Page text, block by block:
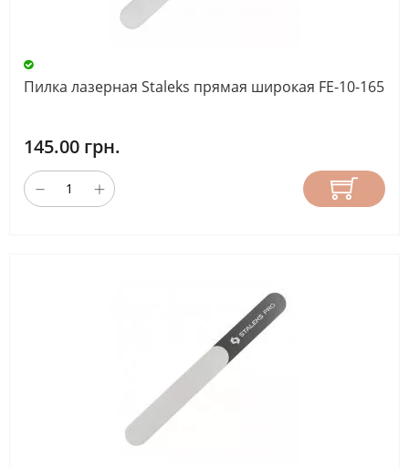
Пилка лазерная Staleks прямая широкая FE-10-165
145.00 грн.